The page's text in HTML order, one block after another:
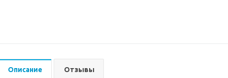
Описание Отзывы